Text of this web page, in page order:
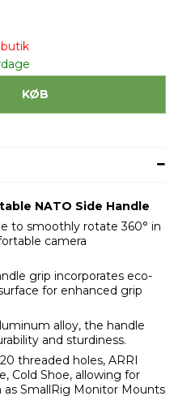
KØB
NATO Side Handle
to smoothly rotate 360° in
camera
grip incorporates eco-
for enhanced grip
alloy, the handle
and sturdiness.
threaded holes, ARRI
Cold Shoe, allowing for
as SmallRig Monitor Mounts